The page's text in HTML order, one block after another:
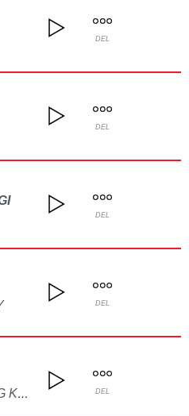
DEL
DEL
DEL
DEL
HOLD KJEFT OG KYSS MEG DEL